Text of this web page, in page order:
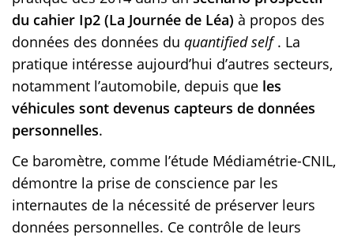
du cahier Ip2 (La Journée de Léa) à propos des
données des données du quantified self. La
pratique intéresse aujourd’hui d’autres secteurs,
notamment l’automobile, depuis que les
véhicules sont devenus capteurs de données
personnelles.
Ce baromètre, comme l’étude Médiamétrie-CNIL,
démontre la prise de conscience par les
internautes de la nécessité de préserver leurs
données personnelles. Ce contrôle de leurs